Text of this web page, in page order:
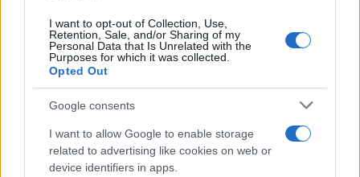
I want to opt-out of Collection, Use,
Retention, Sale, and/or Sharing of my
Personal Data that Is Unrelated with the
Purposes for which it was collected.
Opted Out
Google consents
I want to allow Google to enable storage
related to advertising like cookies on web or
device identifiers in apps.
News Hub UK
Lgbtq News
Olanda
NL Newz